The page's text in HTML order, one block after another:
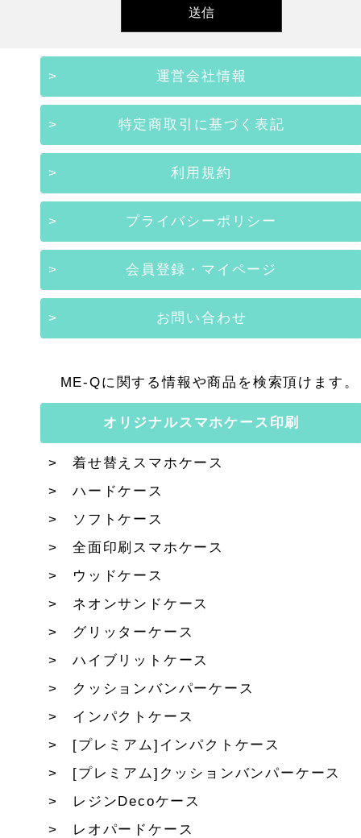
運営会社情報
特定商取引に基づく表記
利用規約
プライバシーポリシー
会員登録・マイページ
お問い合わせ
ME-Qに関する情報や商品を検索頂けます。
オリジナルスマホケース印刷
着せ替えスマホケース
ハードケース
ソフトケース
全面印刷スマホケース
ウッドケース
ネオンサンドケース
グリッターケース
ハイブリットケース
クッションバンパーケース
インパクトケース
[プレミアム]インパクトケース
[プレミアム]クッションバンパーケース
レジンDecoケース
レオパードケース